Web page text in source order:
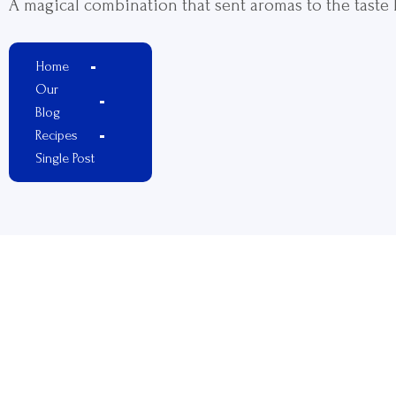
A magical combination that sent aromas to the taste
Home
Our
Blog
Recipes
Single Post